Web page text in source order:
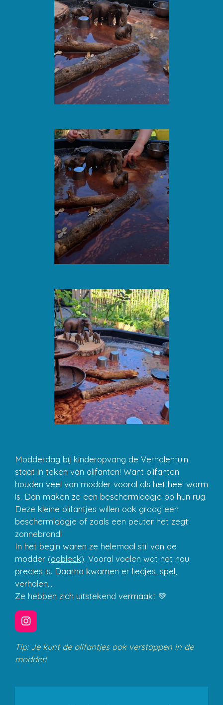
Modderdag bij kinderopvang de Verhalentuin
staat in teken van olifanten! Want olifanten
houden veel van modder vooral als het heel warm
is. Dan maken ze een beschermlaagje op hun rug.
Deze kleine olifantjes willen ook graag een
beschermlaagje of zoals een peuter het zegt:
zonnebrand!
In het begin waren ze helemaal stil van de
modder (oobleck). Vooral voelen wat het nou
precies is. Daarna kwamen er liedjes, spel,
verhalen....
Ze hebben zich uitstekend vermaakt 💚
I
n
s
a
r
Tip: Je kunt de olifantjes ook verstoppen in de
modder!